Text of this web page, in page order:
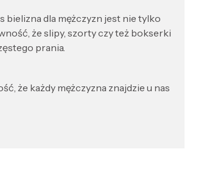
bielizna dla mężczyzn jest nie tylko
że slipy, szorty czy też bokserki
prania.
że każdy mężczyzna znajdzie u nas